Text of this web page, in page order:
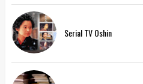
Serial TV Oshin